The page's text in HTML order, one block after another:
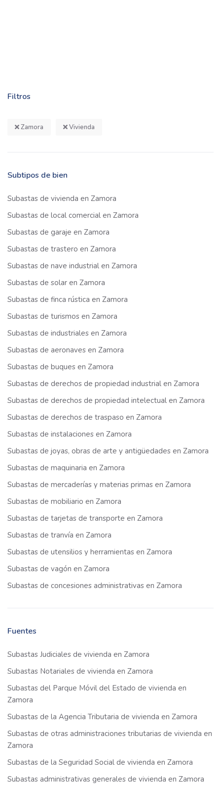
Filtros
Zamora Vivienda
Subtipos de bien
Subastas de vivienda en Zamora
Subastas de local comercial en Zamora
Subastas de garaje en Zamora
Subastas de trastero en Zamora
Subastas de nave industrial en Zamora
Subastas de solar en Zamora
Subastas de finca rústica en Zamora
Subastas de turismos en Zamora
Subastas de industriales en Zamora
Subastas de aeronaves en Zamora
Subastas de buques en Zamora
Subastas de derechos de propiedad industrial en Zamora
Subastas de derechos de propiedad intelectual en Zamora
Subastas de derechos de traspaso en Zamora
Subastas de instalaciones en Zamora
Subastas de joyas, obras de arte y antigüedades en Zamora
Subastas de maquinaria en Zamora
Subastas de mercaderías y materias primas en Zamora
Subastas de mobiliario en Zamora
Subastas de tarjetas de transporte en Zamora
Subastas de tranvía en Zamora
Subastas de utensilios y herramientas en Zamora
Subastas de vagón en Zamora
Subastas de concesiones administrativas en Zamora
Fuentes
Subastas Judiciales de vivienda en Zamora
Subastas Notariales de vivienda en Zamora
Subastas del Parque Móvil del Estado de vivienda en
Zamora
Subastas de la Agencia Tributaria de vivienda en Zamora
Subastas de otras administraciones tributarias de vivienda en
Zamora
Subastas de la Seguridad Social de vivienda en Zamora
Subastas administrativas generales de vivienda en Zamora